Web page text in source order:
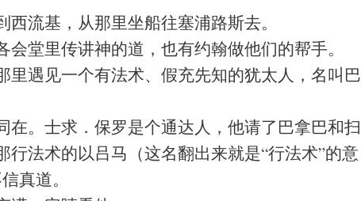
流基，从那里坐船往塞浦路斯去。
堂里传讲神的道，也有约翰做他们的帮手。
里遇见一个有法术、假充先知的犹太人，名叫巴
在。士求．保罗是个通达人，他请了巴拿巴和扫
行法术的以吕马（这名翻出来就是“行法术”的意
真道。